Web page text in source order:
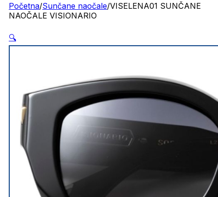
Početna/Sunčane naočale/VISELENA01 SUNČANE
NAOČALE VISIONARIO
🔍